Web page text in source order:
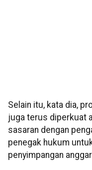
Selain itu, kata dia,
juga terus diperkuat
sasaran dengan
penegak hukum
penyimpangan